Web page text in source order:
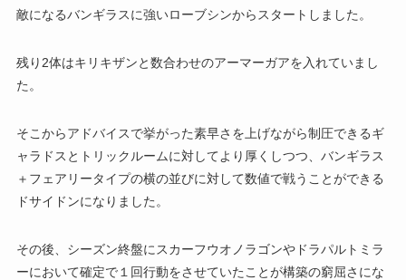
敵になるバンギラスに強いローブシンからスタートしました。
残り2体はキリキザンと数合わせのアーマーガアを入れていまし
た。
そこからアドバイスで挙がった素早さを上げながら制圧できるギ
ャラドスとトリックルームに対してより厚くしつつ、バンギラス
＋フェアリータイプの横の並びに対して数値で戦うことができる
ドサイドンになりました。
その後、シーズン終盤にスカーフウオノラゴンやドラパルトミラ
ーにおいて確定で１回行動をさせていたことが構築の窮屈さにな